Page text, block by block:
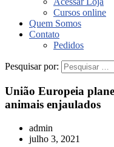
Cursos online
Quem Somos
Contato
Pedidos
Pesquisar por:
União Europeia
animais enjaulados
admin
julho 3, 2021